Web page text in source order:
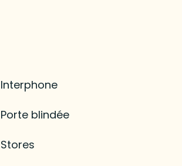
Interphone
Porte blindée
Stores